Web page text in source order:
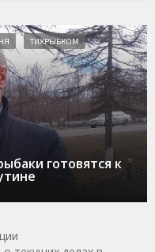
готовятся к
ТИХРЫБКОМ